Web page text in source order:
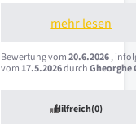
mehr lesen
Bewertung vom20.6.2026,
vom17.5.2026durchGheorghe
Hilfreich(0)